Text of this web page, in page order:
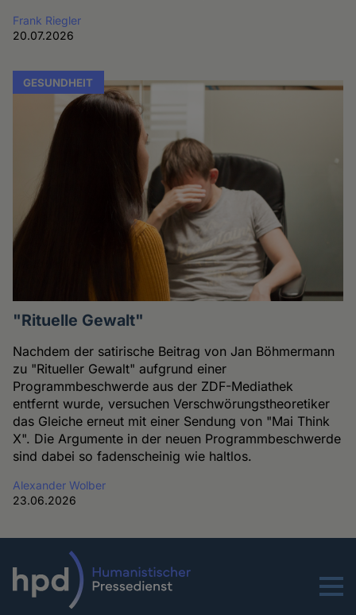
Frank Riegler
20.07.2026
GESUNDHEIT
"Rituelle Gewalt"
Nachdem der satirische Beitrag von Jan Böhmermann
zu "Ritueller Gewalt" aufgrund einer
Programmbeschwerde aus der ZDF-Mediathek
entfernt wurde, versuchen Verschwörungstheoretiker
das Gleiche erneut mit einer Sendung von "Mai Think
X". Die Argumente in der neuen Programmbeschwerde
sind dabei so fadenscheinig wie haltlos.
Alexander Wolber
23.06.2026
Menu